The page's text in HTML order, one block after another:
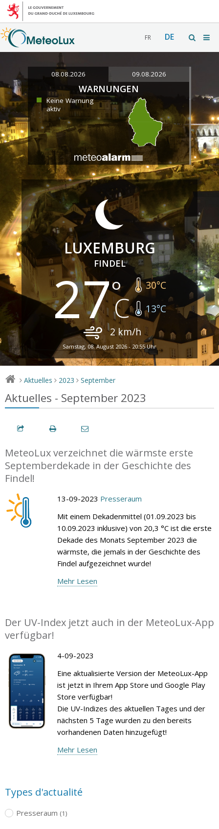
FR DE
08.08.2026 09.08.2026
WARNUNGEN
Keine Warnung
aktiv
LUXEMBURG
FINDEL
27 30°C
13°C
2 km/h
Samstag, 08. August 2026 - 20:55 Uhr
> Aktuelles > 2023 > September
Aktuelles - September 2023
MeteoLux verzeichnet die wärmste erste
Septemberdekade in der Geschichte des
Findel!
13-09-2023 Presseraum
Mit einem Dekadenmittel (01.09.2023 bis
10.09.2023 inklusive) von 20,3 °C ist die erste
Dekade des Monats September 2023 die
wärmste, die jemals in der Geschichte des
Findel aufgezeichnet wurde!
Mehr Lesen
Der UV-Index jetzt auch in der MeteoLux-App
verfügbar!
4-09-2023
Eine aktualisierte Version der MeteoLux-App
ist jetzt in Ihrem App Store und Google Play
Store verfügbar!
Die UV-Indizes des aktuellen Tages und der
nächsten 5 Tage wurden zu den bereits
vorhandenen Daten hinzugefügt!
Mehr Lesen
Types d'actualité
Presseraum (1)